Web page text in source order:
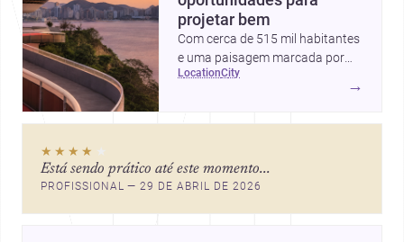
projetar bem
Com cerca de 515 mil habitantes
e uma paisagem marcada por
ícones como o Museu de Arte
mercado interessante para quem
quer construir, reformar ou
location city
→
★★★★ ★
Está sendo prático até este momento...
PROFISSIONAL — 29 DE ABRIL DE 2026